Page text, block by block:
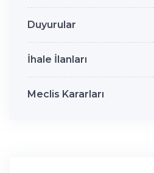
Duyurular
İhale İlanları
Meclis Kararları